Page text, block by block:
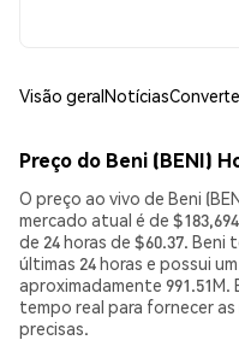
Visão geralNotícias
Preço do Beni (BENI)
O preço ao vivo de Beni
mercado atual é de
de 24 horas de $60.37. Beni
últimas 24 horas e possui
aproximadamente
tempo real para fornecer
precisas.